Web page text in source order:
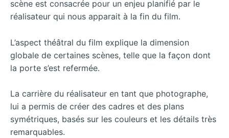
scène est consacrée pour un enjeu planifié par le
réalisateur qui nous apparait à la fin du film.
L’aspect théâtral du film explique la dimension
globale de certaines scènes, telle que la façon dont
la porte s’est refermée.
La carrière du réalisateur en tant que photographe,
lui a permis de créer des cadres et des plans
symétriques, basés sur les couleurs et les détails très
remarquables.